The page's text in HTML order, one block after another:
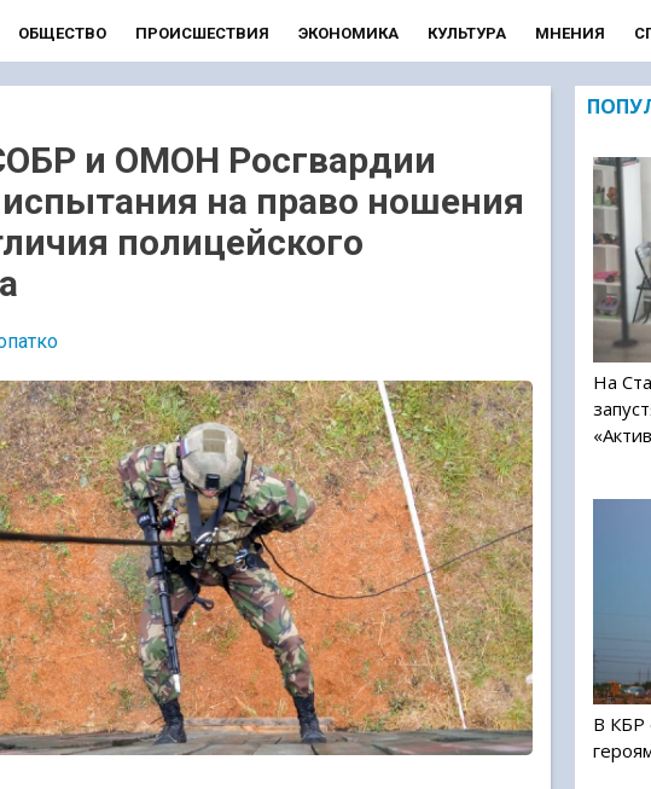
ОБЩЕСТВО ПРОИСШЕСТВИЯ ЭКОНОМИКА КУЛЬТУРА МНЕНИЯ
и ОМОН Росгвардии
на право ношения
полицейского
На
В КБР